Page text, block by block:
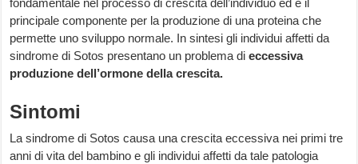
fondamentale nel processo di crescita dell’individuo ed è il
principale componente per la produzione di una proteina che
permette uno sviluppo normale. In sintesi gli individui affetti da
sindrome di Sotos presentano un problema di eccessiva
produzione dell’ormone della crescita.
Sintomi
La sindrome di Sotos causa una crescita eccessiva nei primi tre
anni di vita del bambino e gli individui affetti da tale patologia